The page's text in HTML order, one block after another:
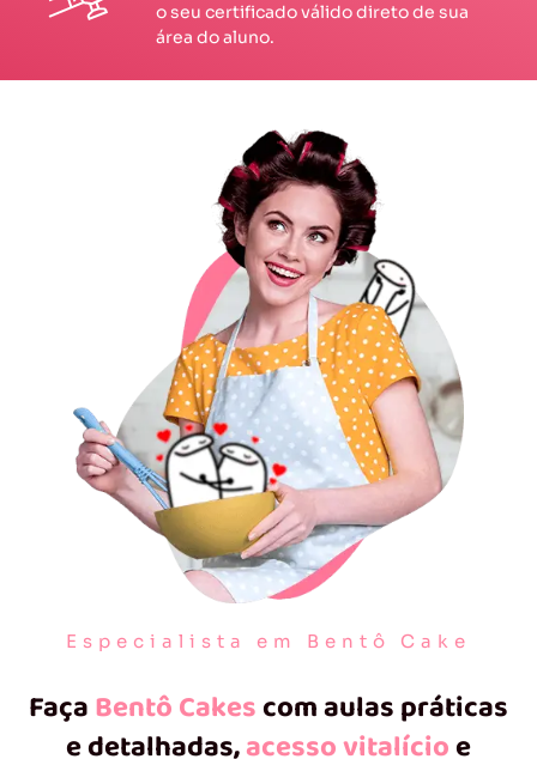
o seu certificado válido direto de sua
área do aluno.
Especialista em Bentô Cake
FaçaBentô Cakescom aulas práticas
e detalhadas,acesso vitalícioe